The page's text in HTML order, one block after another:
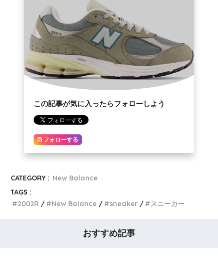
この記事が気に入ったらフォローしよう
フォローする
CATEGORY : New Balance
TAGS :
2002R
New Balance sneaker スニーカー
おすすめ記事